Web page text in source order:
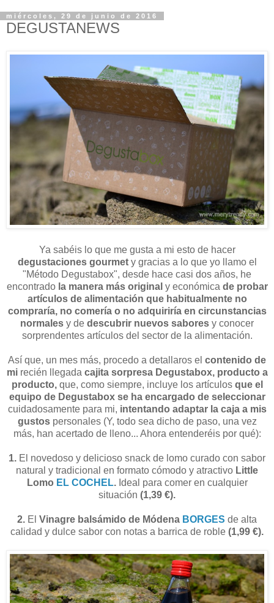
miércoles, 29 de junio de 2016
DEGUSTANEWS
Ya sabéis lo que me gusta a mi esto de hacer
degustaciones gourmety gracias a lo que yo llamo el
"Método Degustabox", desde hace casi dos años, he
encontrado la manera más original y económica de probar
artículos de alimentación que habitualmente no
compraría, no comería o no adquiriría en circunstancias
normales y de descubrir nuevos sabores y conocer
sorprendentes artículos del sector de la alimentación.
Así que, un mes más, procedo a detallaros el contenido de
mi recién llegada cajita sorpresa Degustabox, producto a
producto, que, como siempre, incluye los artículos que el
equipo de Degustabox se ha encargado de seleccionar
cuidadosamente para mi, intentando adaptar la caja a mis
gustospersonales (Y, todo sea dicho de paso, una vez
más, han acertado de lleno... Ahora entenderéis por qué):
1. El novedoso y delicioso snack de lomo curado con sabor
natural y tradicional en formato cómodo y atractivo Little
Lomo EL COCHEL. Ideal para comer en cualquier
situación (1,39 €).
2. El Vinagre balsámido de Módena BORGES de alta
calidad y dulce sabor con notas a barrica de roble (1,99 €).